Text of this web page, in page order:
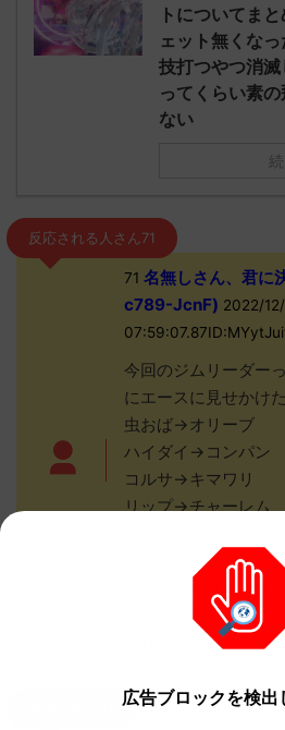
トについてま
ェット無くな
技打つやつ消
ってくらい素
ない
反応される人さん71
71 名無しさん、君に
c789-JcnF) 2022/
今回のジムリーダー
にエースに見せかけ
虫おば→オリーブ
ハイダイ→コンパン
コルサ→キマワリ
リップ→チャーレム
アオキ→ヨクバリス
グルーシャ→ハルクジ
ライム→ハカドッグ
正直こいつらエース
広告ブロックを検出